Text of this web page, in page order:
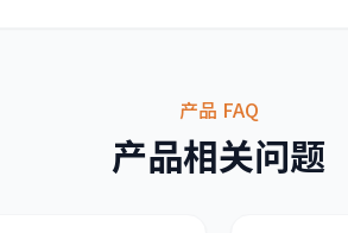
产品 FAQ
产品相关问题